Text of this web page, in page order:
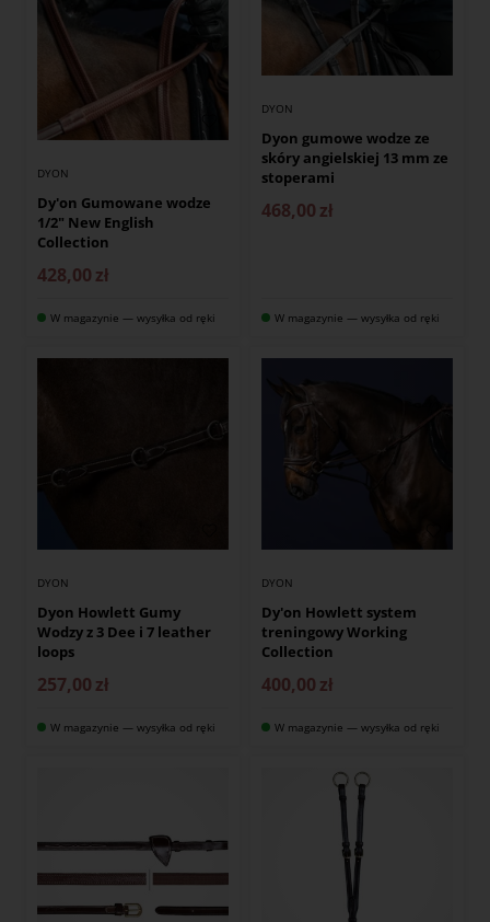
DYON
Dy'on Gumowane wodze
1/2" New English
Collection
428,00 zł
W magazynie — wysyłka od ręki
DYON
Dyon gumowe wodze ze
skóry angielskiej 13 mm ze
stoperami
468,00 zł
W magazynie — wysyłka od ręki
DYON
Dyon Howlett Gumy
Wodzy z 3 Dee i 7 leather
loops
257,00 zł
W magazynie — wysyłka od ręki
DYON
Dy'on Howlett system
treningowy Working
Collection
400,00 zł
W magazynie — wysyłka od ręki